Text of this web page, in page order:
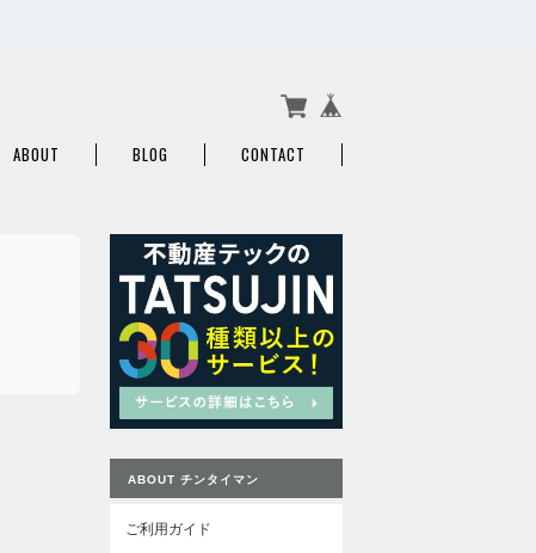
ABOUT BLOG CONTACT
ABOUT チンタイマン
ご利用ガイド